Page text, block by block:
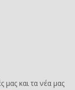
μας και τα νέα μας